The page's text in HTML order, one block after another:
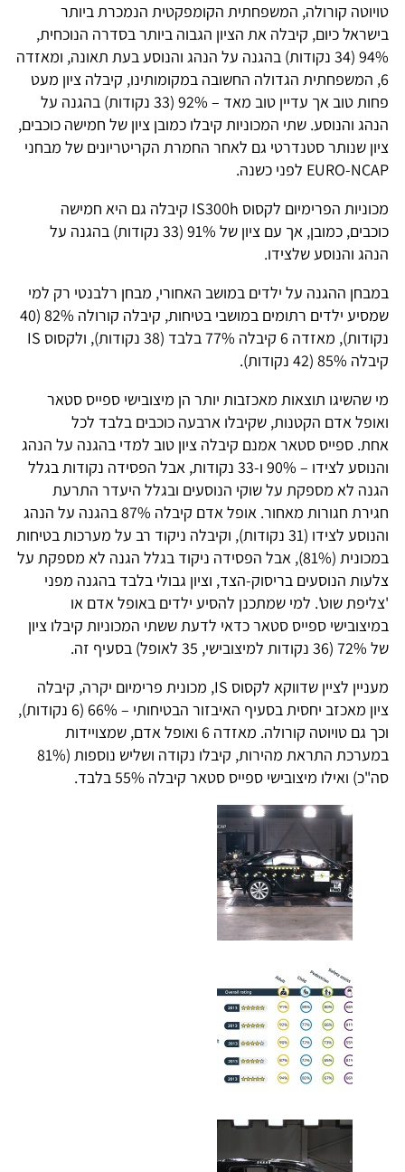
טויוטה קורולה, המשפחתית הקומפקטית הנמכרת ביותר
בישראל כיום, קיבלה את הציון הגבוה ביותר בסדרה הנוכחית,
94% (34 נקודות) בהגנה על הנהג והנוסע בעת תאונה, ומאזדה
6, המשפחתית הגדולה החשובה במקומותינו, קיבלה ציון מעט
פחות טוב אך עדיין טוב מאד – 92% (33 נקודות) בהגנה על
הנהג והנוסע. שתי המכוניות קיבלו כמובן ציון של חמישה כוכבים,
ציון שנותר סטנדרטי גם לאחר החמרת הקריטריונים של מבחני
EURO-NCAP לפני כשנה.
מכוניות הפרימיום לקסוס IS300h קיבלה גם היא חמישה
כוכבים, כמובן, אך עם ציון של 91% (33 נקודות) בהגנה על
הנהג והנוסע שלצידו.
במבחן ההגנה על ילדים במושב האחורי, מבחן רלבנטי רק למי
שמסיע ילדים רתומים במושבי בטיחות, קיבלה קורולה 82% (40
נקודות), מאזדה 6 קיבלה 77% בלבד (38 נקודות), ולקסוס IS
קיבלה 85% (42 נקודות).
מי שהשיגו תוצאות מאכזבות יותר הן מיצובישי ספייס סטאר
ואופל אדם הקטנות, שקיבלו ארבעה כוכבים בלבד לכל
אחת. ספייס סטאר אמנם קיבלה ציון טוב למדי בהגנה על הנהג
והנוסע לצידו – 90% ו-33 נקודות, אבל הפסידה נקודות בגלל
הגנה לא מספקת על שוקי הנוסעים ובגלל היעדר התרעת
חגירת חגורות מאחור. אופל אדם קיבלה 87% בהגנה על הנהג
והנוסע לצידו (31 נקודות), וקיבלה ניקוד רב על מערכות בטיחות
במכונית (81%), אבל הפסידה ניקוד בגלל הגנה לא מספקת על
צלעות הנוסעים בריסוק-הצד, וציון גבולי בלבד בהגנה מפני
'צליפת שוט'. למי שמתכנן להסיע ילדים באופל אדם או
במיצובישי ספייס סטאר כדאי לדעת ששתי המכוניות קיבלו ציון
של 72% (36 נקודות למיצובישי, 35 לאופל) בסעיף זה.
מעניין לציין שדווקא לקסוס IS, מכונית פרימיום יקרה, קיבלה
ציון מאכזב יחסית בסעיף האיבזור הבטיחותי – 66% (6 נקודות),
וכך גם טויוטה קורולה. מאזדה 6 ואופל אדם, שמצויידות
במערכת התראת מהירות, קיבלו נקודה ושליש נוספות (81%
סה"כ) ואילו מיצובישי ספייס סטאר קיבלה 55% בלבד.